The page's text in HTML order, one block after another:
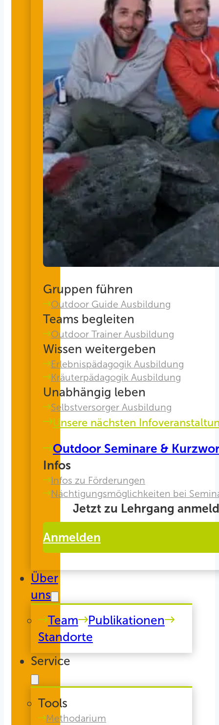
Gruppen führen
Outdoor Guide Ausbildung
Teams begleiten
Outdoor Trainer Ausbildung
Wissen weitergeben
Erlebnispädagogik Ausbildung
Kräuterpädagogik Ausbildung
Unabhängig leben
Selbstversorger Ausbildung
Unsere nächsten
Outdoor Seminare &
Infos
Infos zu Förderungen
Nächtigungsmöglichkeiten bei
Jetzt zu Lehrgang
Anmelden
Über
uns
Team
Publikationen
Standorte
Service
Tools
Methodarium